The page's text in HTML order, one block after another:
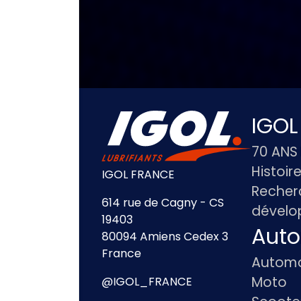
IGOL FRANCE
614 rue de Cagny - CS
19403
80094 Amiens Cedex 3
France
@IGOL_FRANCE
IGOL
70 ANS
Histoire
Moto